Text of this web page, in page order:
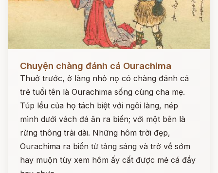
Chuyện chàng đánh cá Ourachima
Thuở trước, ở làng nhỏ nọ có chàng đánh cá
trẻ tuổi tên là Ourachima sống cùng cha mẹ.
Túp lều của họ tách biệt với ngôi làng, nép
mình dưới vách đá ăn ra biển; với một bên là
rừng thông trải dài. Những hôm trời đẹp,
Ourachima ra biển từ tảng sáng và trở về sớm
hay muộn tùy xem hôm ấy cất được mẻ cá đầy